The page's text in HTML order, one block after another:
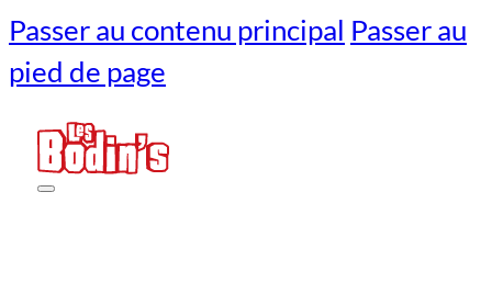
Passer au contenu principal Passer au
pied de page